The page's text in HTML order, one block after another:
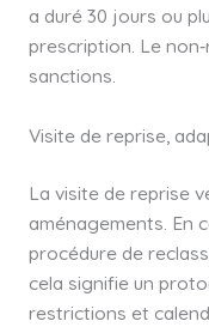
a duré 30 jours ou
prescription. Le
sanctions.
Visite de reprise,
La visite de reprise
aménagements. En
procédure de
cela signifie un
restrictions et